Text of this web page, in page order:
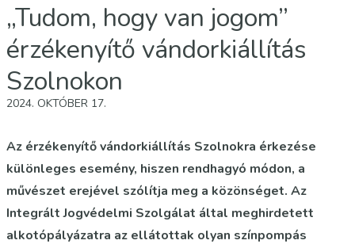
„Tudom, hogy van jogom”
érzékenyítő vándorkiállítás
Szolnokon
2024. OKTÓBER 17.
Az érzékenyítő vándorkiállítás Szolnokra érkezése
különleges esemény, hiszen rendhagyó módon, a
művészet erejével szólítja meg a közönséget. Az
Integrált Jogvédelmi Szolgálat által meghirdetett
alkotópályázatra az ellátottak olyan színpompás